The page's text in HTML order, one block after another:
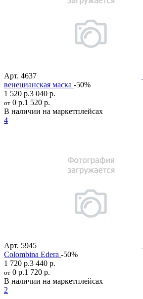
Арт. 4637
венецианская маска -50%
1 520 р.3 040 р.
от 0 р.1 520 р.
В наличии на маркетплейсах
4
Арт. 5945
Colombina Edera -50%
1 720 р.3 440 р.
от 0 р.1 720 р.
В наличии на маркетплейсах
2